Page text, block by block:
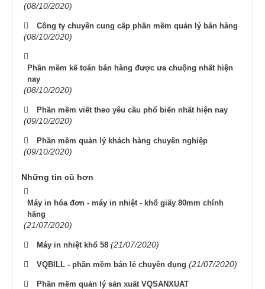
(08/10/2020)
Công ty chuyên cung cấp phần mềm quản lý bán hàng
(08/10/2020)
Phần mềm kế toán bán hàng được ưa chuộng nhất hiện
nay
(08/10/2020)
Phần mềm viết theo yêu cầu phổ biến nhất hiện nay
(09/10/2020)
Phần mềm quản lý khách hàng chuyên nghiệp
(09/10/2020)
Những tin cũ hơn
Máy in hóa đơn - máy in nhiệt - khổ giấy 80mm chính
hãng
(21/07/2020)
Máy in nhiệt khổ 58 (21/07/2020)
VQBILL - phần mềm bán lẻ chuyên dụng (21/07/2020)
Phần mềm quản lý sản xuất VQSANXUAT